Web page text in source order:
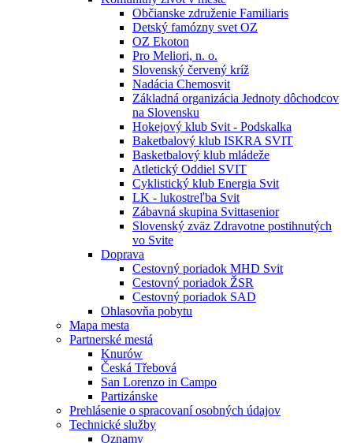
Občianske združenie Familiaris
Detský famózny svet OZ
OZ Ekoton
Pro Meliori, n. o.
Slovenský červený kríž
Nadácia Chemosvit
Základná organizácia Jednoty dôchodcov
na Slovensku
Hokejový klub Svit - Podskalka
Baketbalový klub ISKRA SVIT
Basketbalový klub mládeže
Atletický Oddiel SVIT
Cyklistický klub Energia Svit
LK - lukostreľba Svit
Zábavná skupina Svittasenior
Slovenský zväz Zdravotne postihnutých
vo Svite
Doprava
Cestovný poriadok MHD Svit
Cestovný poriadok ŽSR
Cestovný poriadok SAD
Ohlasovňa pobytu
Mapa mesta
Partnerské mestá
Knurów
Česká Třebová
San Lorenzo in Campo
Partizánske
Prehlásenie o spracovaní osobných údajov
Technické služby
Oznamy